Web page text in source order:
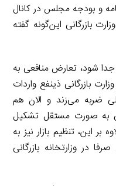
و بودجه مجلس در کانال
بازرگانی این‌گونه گفته
شود، تعارض منافعی به
بازرگانی ذینفع واردات
ضربه می‌زند و الان هم
به صورت مستقل تشکیل
این، تنظیم بازار نیز به
در وزارتخانه بازرگانی